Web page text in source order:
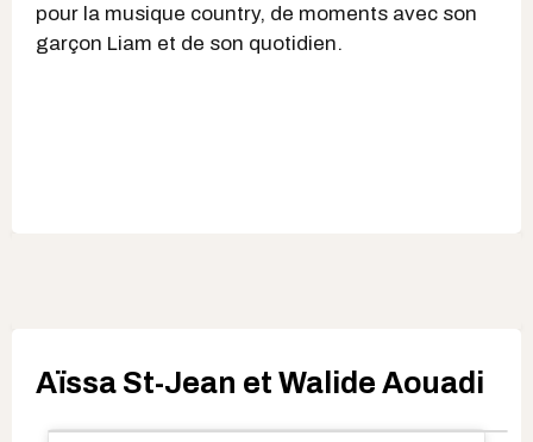
pour la musique country, de moments avec son
garçon Liam et de son quotidien.
Aïssa St-Jean et Walide Aouadi